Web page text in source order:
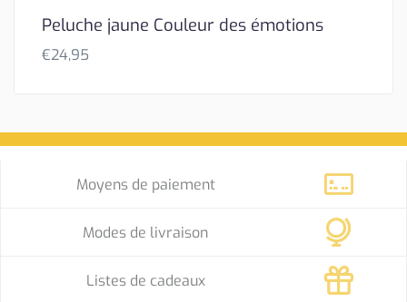
Peluche jaune Couleur des émotions
€24,95
Moyens de paiement
Modes de livraison
Listes de cadeaux